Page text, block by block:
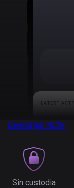
Descargar NOW
Sin custodia